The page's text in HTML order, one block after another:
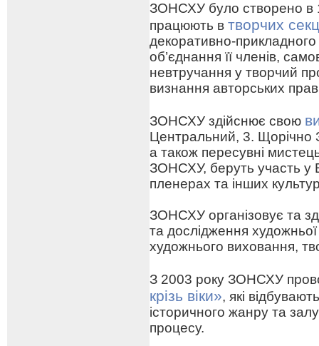
ЗОНСХУ було створено в
працюють в творчих
декоративно-
об’єднання її членів,
невтручання у творчий
визнання авторських
ЗОНСХУ здійснює свою
Центральний, 3. Щорічно
а також пересувні
ЗОНСХУ, беруть участь у
пленерах та інших
ЗОНСХУ організовує та
та дослідження
художнього виховання,
З 2003 року ЗОНСХУ
крізь віки», які
історичного жанру та
процесу.